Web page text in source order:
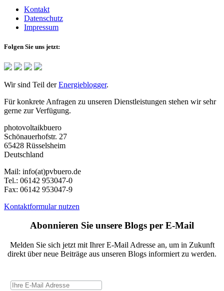
Kontakt
Datenschutz
Impressum
Folgen Sie uns jetzt:
Wir sind Teil derEnergieblogger.
Für konkrete Anfragen zu unseren Dienstleistungen stehen wir sehr
gerne zur Verfügung.
photovoltaikbuero
Schönauerhofstr. 27
65428 Rüsselsheim
Deutschland
Mail: info(at)pvbuero.de
Tel.: 06142 953047-0
Fax: 06142 953047-9
Kontaktformular nutzen
Abonnieren Sie unsere Blogs per E-Mail
Melden Sie sich jetzt mit Ihrer E-Mail Adresse an, um in Zukunft
direkt über neue Beiträge aus unseren Blogs informiert zu werden.